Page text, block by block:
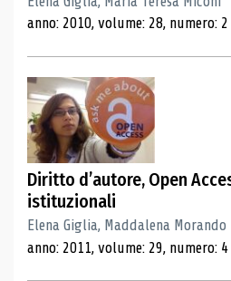
anno: 2010, volume: 28, numero: 2
Diritto d’autore, Open
istituzionali
Elena Giglia, Maddalena Morando
anno: 2011, volume: 29, numero: 4